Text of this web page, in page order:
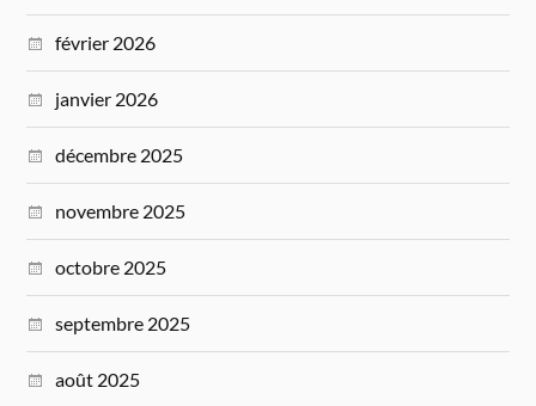
février 2026
janvier 2026
décembre 2025
novembre 2025
octobre 2025
septembre 2025
août 2025